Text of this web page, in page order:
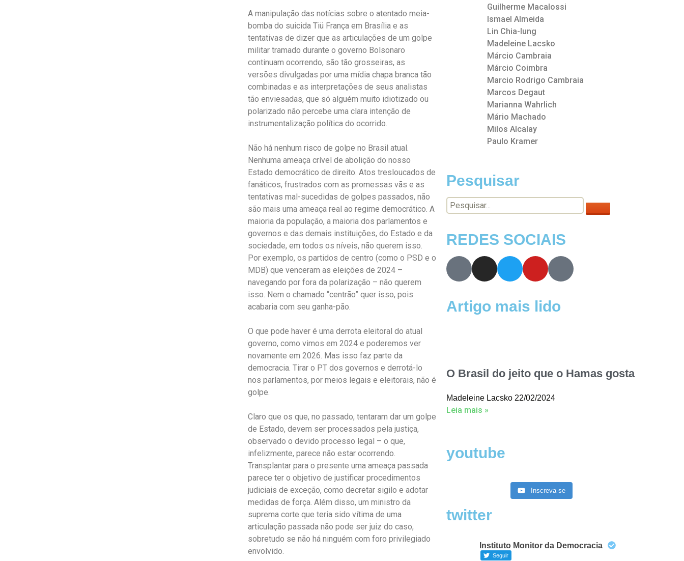
A manipulação das notícias sobre o atentado meia-
bomba do suicida Tiü França em Brasília e as
tentativas de dizer que as articulações de um golpe
militar tramado durante o governo Bolsonaro
continuam ocorrendo, são tão grosseiras, as
versões divulgadas por uma mídia chapa branca tão
combinadas e as interpretações de seus analistas
tão enviesadas, que só alguém muito idiotizado ou
polarizado não percebe uma clara intenção de
instrumentalização política do ocorrido.
Não há nenhum risco de golpe no Brasil atual.
Nenhuma ameaça crível de abolição do nosso
Estado democrático de direito. Atos tresloucados de
fanáticos, frustrados com as promessas vãs e as
tentativas mal-sucedidas de golpes passados, não
são mais uma ameaça real ao regime democrático. A
maioria da população, a maioria dos parlamentos e
governos e das demais instituições, do Estado e da
sociedade, em todos os níveis, não querem isso.
Por exemplo, os partidos de centro (como o PSD e o
MDB) que venceram as eleições de 2024 –
navegando por fora da polarização – não querem
isso. Nem o chamado “centrão” quer isso, pois
acabaria com seu ganha-pão.
O que pode haver é uma derrota eleitoral do atual
governo, como vimos em 2024 e poderemos ver
novamente em 2026. Mas isso faz parte da
democracia. Tirar o PT dos governos e derrotá-lo
nos parlamentos, por meios legais e eleitorais, não é
golpe.
Claro que os que, no passado, tentaram dar um golpe
de Estado, devem ser processados pela justiça,
observado o devido processo legal – o que,
infelizmente, parece não estar ocorrendo.
Transplantar para o presente uma ameaça passada
parece ter o objetivo de justificar procedimentos
judiciais de exceção, como decretar sigilo e adotar
medidas de força. Além disso, um ministro da
suprema corte que teria sido vítima de uma
articulação passada não pode ser juiz do caso,
sobretudo se não há ninguém com foro privilegiado
envolvido.
Guilherme Macalossi
Ismael Almeida
Lin Chia-lung
Madeleine Lacsko
Márcio Cambraia
Márcio Coimbra
Marcio Rodrigo Cambraia
Marcos Degaut
Marianna Wahrlich
Mário Machado
Milos Alcalay
Paulo Kramer
Pesquisar
REDES SOCIAIS
Artigo mais lido
O Brasil do jeito que o Hamas gosta
Madeleine Lacsko 22/02/2024
Leia mais »
youtube
Inscreva-se
twitter
Instituto Monitor da Democracia
Seguir